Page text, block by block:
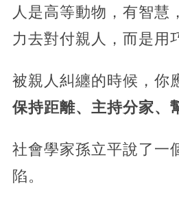
人是高等動物，有智慧
力去對付親人，而是用
被親人糾纏的時候，你
保持距離、主持分家、
社會學家孫立平說了一
陷。